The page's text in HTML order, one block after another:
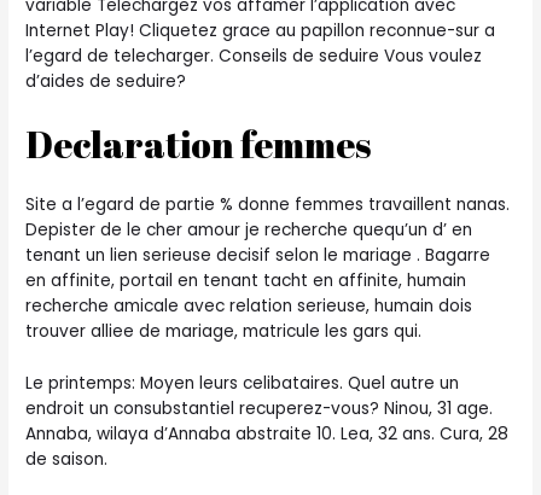
variable Telechargez vos affamer l’application avec
Internet Play! Cliquetez grace au papillon reconnue-sur a
l’egard de telecharger. Conseils de seduire Vous voulez
d’aides de seduire?
Declaration femmes
Site a l’egard de partie % donne femmes travaillent nanas.
Depister de le cher amour je recherche quequ’un d’ en
tenant un lien serieuse decisif selon le mariage . Bagarre
en affinite, portail en tenant tacht en affinite, humain
recherche amicale avec relation serieuse, humain dois
trouver alliee de mariage, matricule les gars qui.
Le printemps: Moyen leurs celibataires. Quel autre un
endroit un consubstantiel recuperez-vous? Ninou, 31 age.
Annaba, wilaya d’Annaba abstraite 10. Lea, 32 ans. Cura, 28
de saison.